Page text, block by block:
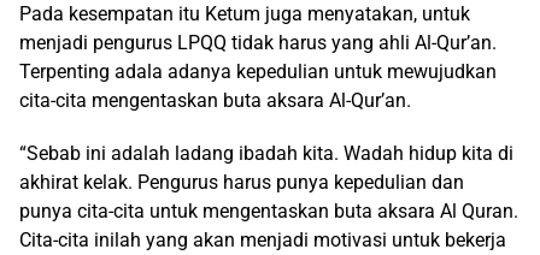
Pada kesempatan itu Ketum juga menyatakan, untuk
menjadi pengurus LPQQ tidak harus yang ahli Al-Qur’an.
Terpenting adala adanya kepedulian untuk mewujudkan
cita-cita mengentaskan buta aksara Al-Qur’an.
“Sebab ini adalah ladang ibadah kita. Wadah hidup kita di
akhirat kelak. Pengurus harus punya kepedulian dan
punya cita-cita untuk mengentaskan buta aksara Al Quran.
Cita-cita inilah yang akan menjadi motivasi untuk bekerja